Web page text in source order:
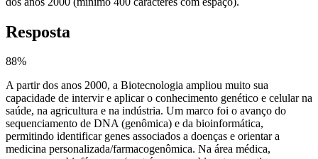
Resposta
88%
A partir dos anos 2000, a Biotecnologia ampliou muito sua
capacidade de intervir e aplicar o conhecimento genético e celular na
saúde, na agricultura e na indústria. Um marco foi o avanço do
sequenciamento de DNA (genômica) e da bioinformática,
permitindo identificar genes associados a doenças e orientar a
medicina personalizada/farmacogenômica. Na área médica,